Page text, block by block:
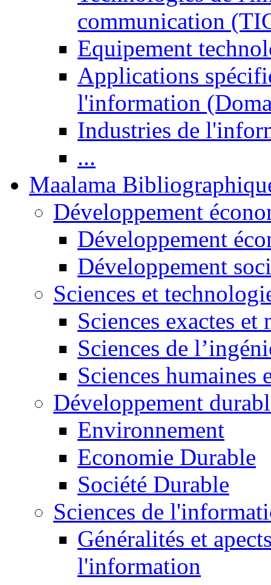
communication
Equipement
Applications
l'information
Industries de
...
Maalama
Développement
Développement
Développement
Sciences et
Sciences exactes et
Sciences de
Sciences humaines
Développement
Environnement
Economie Durable
Société Durable
Sciences de
Généralités et
l'information